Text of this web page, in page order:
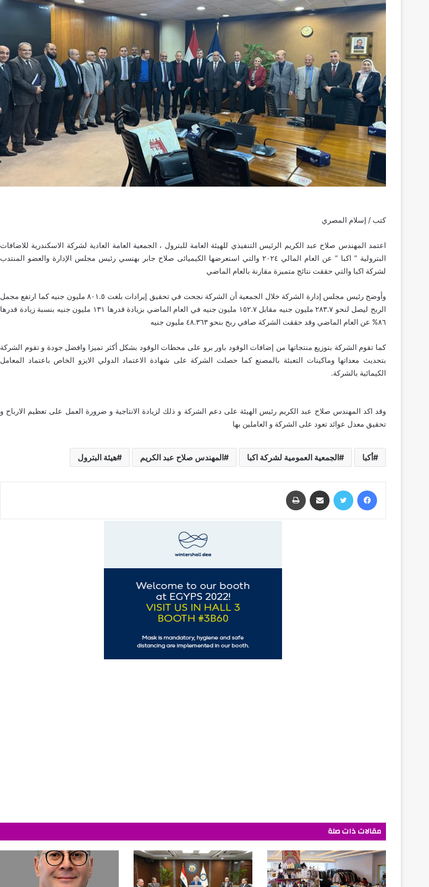
كتب / إسلام المصري
اعتمد المهندس صلاح عبد الكريم الرئيس التنفيذي للهيئة العامة للبترول ، الجمعية العامة العادية لشركة الاسكندرية للاضافات
البترولية ” اكبا ” عن العام المالي ٢٠٢٤ والتي استعرضها الكيميائى صلاح جابر بهنسي رئيس مجلس الإدارة والعضو المنتدب
لشركة اكبا والتي حققت نتائج متميزة مقارنة بالعام الماضي
وأوضح رئيس مجلس إدارة الشركة خلال الجمعية أن الشركة نجحت في تحقيق إيرادات بلغت ٨٠١.٥ مليون جنيه كما ارتفع مجمل
الربح ليصل لنحو ٢٨٣.٧ مليون جنيه مقابل ١٥٢.٧ مليون جنيه في العام الماضي بزيادة قدرها ١٣١ مليون جنيه بنسبة زيادة قدرها
٨٦% عن العام الماضي وقد حققت الشركة صافي ربح بنحو ٤٨.٣٦٣ مليون جنيه
كما تقوم الشركة بتوزيع منتجاتها من إضافات الوقود باور برو على محطات الوقود بشكل أكثر تميزا وافضل جودة و تقوم الشركة
بتحديث معداتها وماكينات التعبئة بالمصنع كما حصلت الشركة على شهادة الاعتماد الدولي الايزو الخاص باعتماد المعامل
الكيمائية بالشركة.
وقد اكد المهندس صلاح عبد الكريم رئيس الهيئة على دعم الشركة و ذلك لزيادة الانتاجية و ضرورة العمل على تعظيم الارباح و
تحقيق معدل عوائد تعود على الشركة و العاملين بها
أكبا الجمعية العمومية لشركة اكبا المهندس صلاح عبد الكريم هيئة البترول
فيسبوك تويتر مشاركة عبر البريد
مقالات ذات صلة